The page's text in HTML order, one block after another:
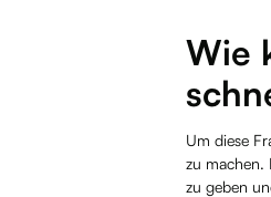
Wie
Um diese
zu machen.
zu geben